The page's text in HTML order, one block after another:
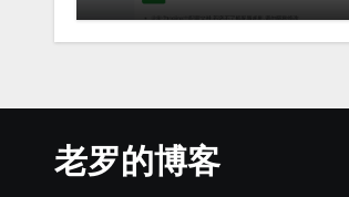
老罗的博客